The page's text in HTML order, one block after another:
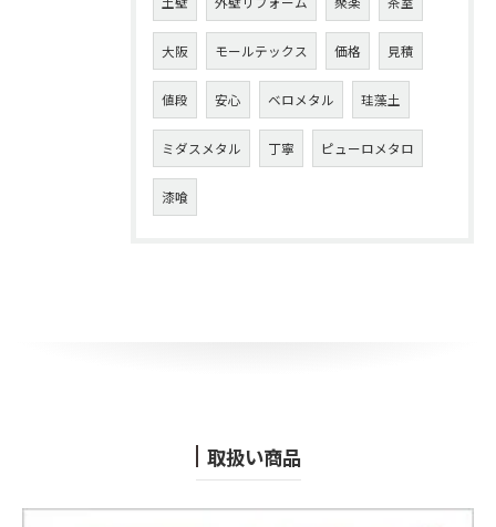
大阪 モールテックス 価格 見積
値段 安心 ベロメタル 珪藻土
ミダスメタル 丁寧 ピューロメタロ
漆喰
取扱い商品